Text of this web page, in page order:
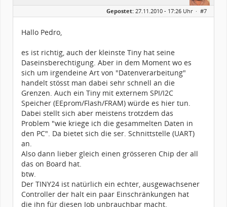
Geschlecht:
Alter:
26
Beiträge:
5558
Gepostet: 27.11.2010 - 17:26 Uhr · #7
Hallo Pedro,
es ist richtig, auch der kleinste Tiny hat seine
Daseinsberechtigung. Aber in dem Moment wo es
sich um irgendeine Art von "Datenverarbeitung"
handelt stösst man dabei sehr schnell an die
Grenzen. Auch ein Tiny mit externem SPI/I2C
Speicher (EEprom/Flash/FRAM) würde es hier tun.
Dabei stellt sich aber meistens trotzdem das
Problem "wie kriege ich die gesammelten Daten in
den PC". Da bietet sich die ser. Schnittstelle (UART)
an.
Also dann lieber gleich einen grösseren Chip der all
das on Board hat.
btw.
Der TINY24 ist natürlich ein echter, ausgewachsener
Controller der halt ein paar Einschränkungen hat
die ihn für diesen Job unbrauchbar macht.